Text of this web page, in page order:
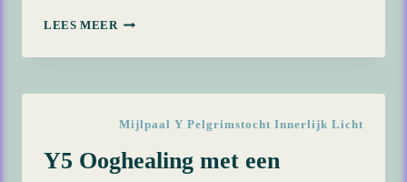
LEES MEER Y6
ZUIVERING
DE
Mijlpaal Y Pelgrimstocht Innerlijk Licht
Y5 Ooghealing met een